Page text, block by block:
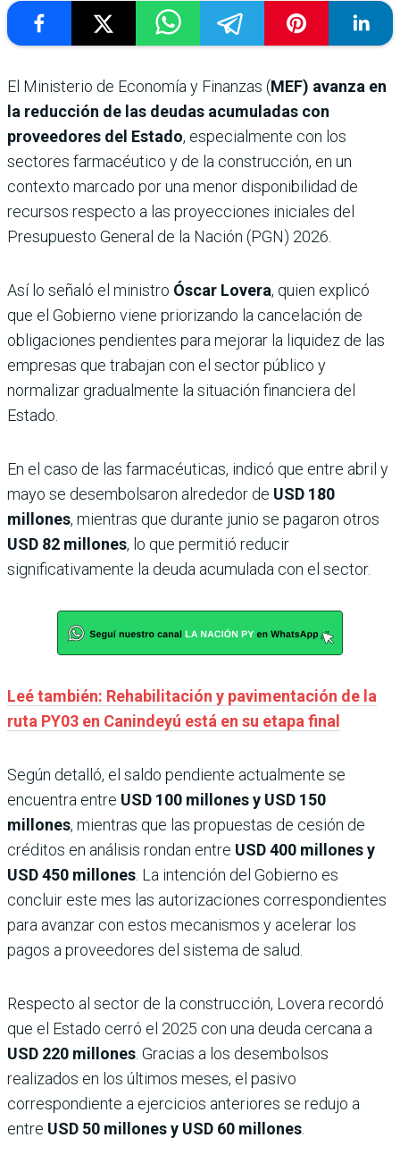
El Ministerio de Economía y Finanzas (MEF) avanza en
la reducción de las deudas acumuladas con
proveedores del Estado, especialmente con los
sectores farmacéutico y de la construcción, en un
contexto marcado por una menor disponibilidad de
recursos respecto a las proyecciones iniciales del
Presupuesto General de la Nación (PGN) 2026.
Así lo señaló el ministro Óscar Lovera, quien explicó
que el Gobierno viene priorizando la cancelación de
obligaciones pendientes para mejorar la liquidez de las
empresas que trabajan con el sector público y
normalizar gradualmente la situación financiera del
Estado.
En el caso de las farmacéuticas, indicó que entre abril y
mayo se desembolsaron alrededor de USD 180
millones, mientras que durante junio se pagaron otros
USD 82 millones, lo que permitió reducir
significativamente la deuda acumulada con el sector.
Leé también: Rehabilitación y pavimentación de la
ruta PY03 en Canindeyú está en su etapa final
Según detalló, el saldo pendiente actualmente se
encuentra entre USD 100 millones y USD 150
millones, mientras que las propuestas de cesión de
créditos en análisis rondan entre USD 400 millones y
USD 450 millones . La intención del Gobierno es
concluir este mes las autorizaciones correspondientes
para avanzar con estos mecanismos y acelerar los
pagos a proveedores del sistema de salud.
Respecto al sector de la construcción, Lovera recordó
que el Estado cerró el 2025 con una deuda cercana a
USD 220 millones . Gracias a los desembolsos
realizados en los últimos meses, el pasivo
correspondiente a ejercicios anteriores se redujo a
entre USD 50 millones y USD 60 millones